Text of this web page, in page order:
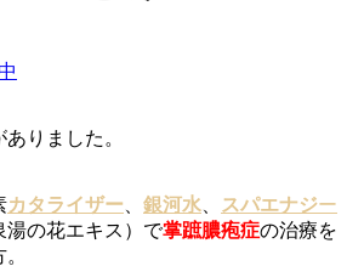
りました。
カタライザー 銀河水 スパエナジー
湯の花エキス）で掌蹠膿疱症の治療を